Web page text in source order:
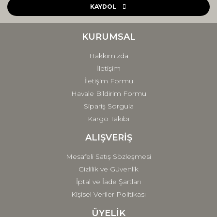
Ürün açıklamasında eksik bilgiler bulunuyor.
Ürün fiyatı diğer sitelerden daha pahalı.
Gönder
KAYDOL
KURUMSAL
Hakkımızda
İletişim
İletişim Formu
Havale Bildirim Formu
Sipariş Sorgula
Kargo Takibi
ALIŞVERİŞ
Mesafeli Satış Sözleşmesi
Gizlilik ve Güvenlik
İptal ve İade Şartları
Kişisel Veriler Politikası
ÜYELİK